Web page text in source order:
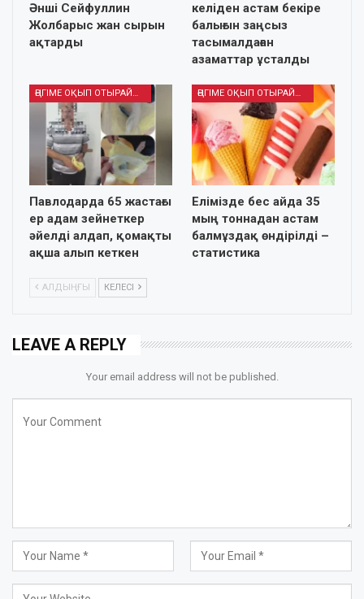
Әнші Сейфуллин
Жолбарыс жан сырын
ақтарды
келіден астам бекіре
балығын заңсыз
тасымалдаған
азаматтар ұсталды
ӘҢГІМЕ ОҚЫП ОТЫРАЙЫҚ
Павлодарда 65 жастағы
ер адам зейнеткер
әйелді алдап, қомақты
ақша алып кеткен
ӘҢГІМЕ ОҚЫП ОТЫРАЙЫҚ
Елімізде бес айда 35
мың тоннадан астам
балмұздақ өндірілді –
статистика
АЛДЫҢҒЫ КЕЛЕСІ
LEAVE A REPLY
Your email address will not be published.